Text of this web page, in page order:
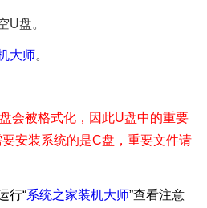
盘。
大师。
被格式化，因此U盘中的重要
安装系统的是C盘，重要文件请
行“系统之家装机大师”查看注意